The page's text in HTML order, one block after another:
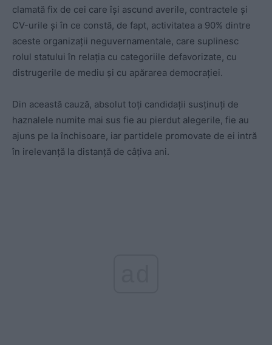
clamată fix de cei care își ascund averile, contractele și
CV-urile și în ce constă, de fapt, activitatea a 90% dintre
aceste organizații neguvernamentale, care suplinesc
rolul statului în relația cu categoriile defavorizate, cu
distrugerile de mediu și cu apărarea democrației.
Din această cauză, absolut toți candidații susținuți de
haznalele numite mai sus fie au pierdut alegerile, fie au
ajuns pe la închisoare, iar partidele promovate de ei intră
în irelevanță la distanță de câțiva ani.